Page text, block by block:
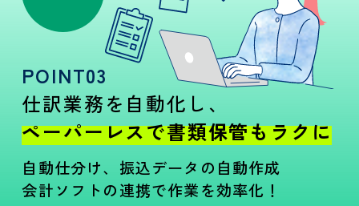
POINT03
仕訳業務を自動化し、
ペーパーレスで書類保管もラクに
自動仕分け、振込データの自動作成
会計ソフトの連携で作業を効率化！